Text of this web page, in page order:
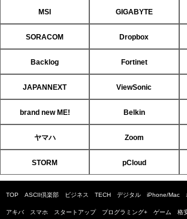
MSI GIGABYTE
SORACOM Dropbox
Backlog Fortinet
JAPANNEXT ViewSonic
brand new ME! Belkin
ヤマハ Zoom
STORM pCloud
TOP ASCII倶楽部 ビジネス TECH デジタル iPhone/Mac
アキバ スマホ スタートアップ プログラミング+ ゲーム 格